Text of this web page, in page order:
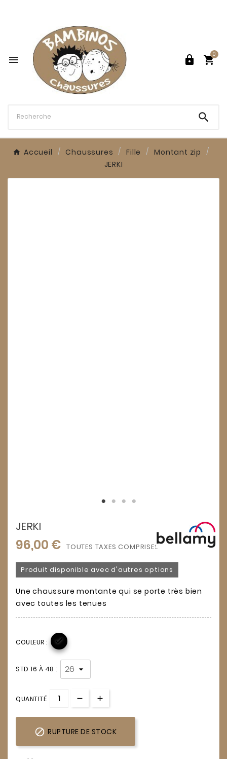
  
0

Accueil Chaussures Fille
Montant zip
JERKI
JERKI
96,00 € TOUTES TAXES COMPRISES
Produit disponible avec d'autres options
Une chaussure montante qui se porte très bien
avec toutes les tenues
COULEUR : 
STD 16 À 48 :
QUANTITÉ
 RUPTURE DE STOCK